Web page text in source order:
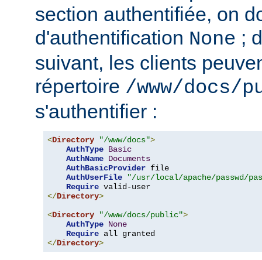
section authentifiée, on
d'authentification None ;
suivant, les clients
répertoire /www/docs/
s'authentifier :
<Directory "/www/docs">
AuthType Basic
AuthName Documents
AuthBasicProvider file
AuthUserFile
"/usr/local/apache/passwd/
Require
</Directory>
<Directory "/www/docs/public">
AuthType None
Require
</Directory>